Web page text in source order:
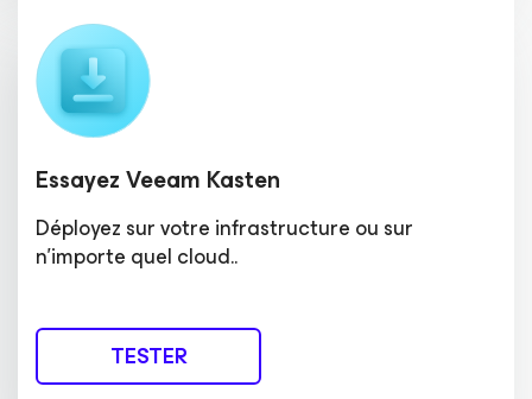
Essayez Veeam Kasten
Déployez sur votre infrastructure ou sur
n’importe quel cloud..
TESTER